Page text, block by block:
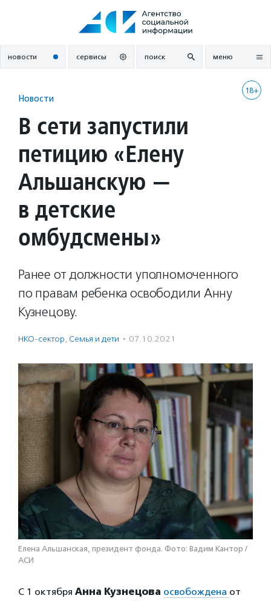
новости сервисы поиск меню
18+
Новости
В сети запустили
петицию «Елену
Альшанскую —
в детские
омбудсмены»
Ранее от должности уполномоченного
по правам ребенка освободили Анну
Кузнецову.
НКО-сектор, Семья и дети · 07.10.2021
Елена Альшанская, президент фонда. Фото: Вадим Кантор /
АСИ
С 1 октября Анна Кузнецова освобождена от